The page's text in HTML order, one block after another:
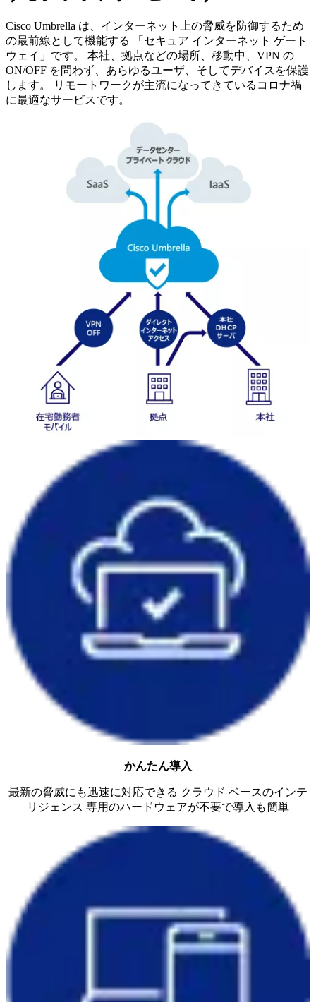
Cisco Umbrella は、インターネット上の脅威を防御するため
の最前線として機能する 「セキュア インターネット ゲート
ウェイ」です。 本社、拠点などの場所、移動中、VPN の
ON/OFF を問わず、あらゆるユーザ、そしてデバイスを保護
します。 リモートワークが主流になってきているコロナ禍
に最適なサービスです。
かんたん導入
最新の脅威にも迅速に対応できる クラウド ベースのインテ
リジェンス 専用のハードウェアが不要で導入も簡単